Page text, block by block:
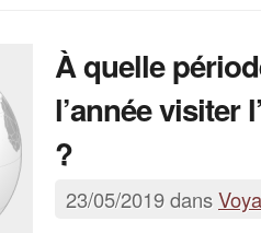
À quelle
l’année visiter
?
23/05/2019 dans